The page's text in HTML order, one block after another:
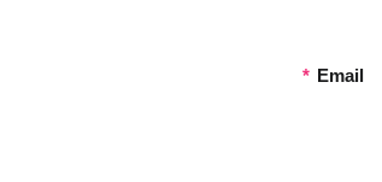
* Email